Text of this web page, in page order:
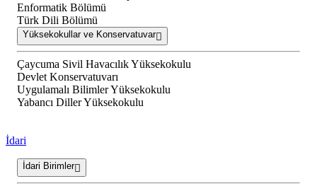
Enformatik Bölümü
Türk Dili Bölümü
Yüksekokullar ve Konservatuvar
Çaycuma Sivil Havacılık Yüksekokulu
Devlet Konservatuvarı
Uygulamalı Bilimler Yüksekokulu
Yabancı Diller Yüksekokulu
İdari
İdari Birimler